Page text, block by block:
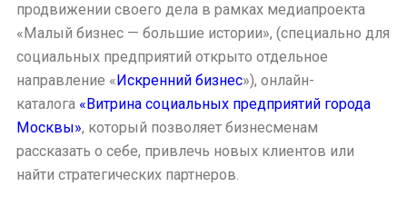
продвижении своего дела в рамках медиапроекта
«Малый бизнес — большие истории», (специально для
социальных предприятий открыто отдельное
направление « Искренний бизнес»), онлайн-
каталога «Витрина социальных предприятий города
Москвы», который позволяет бизнесменам
рассказать о себе, привлечь новых клиентов или
найти стратегических партнеров.